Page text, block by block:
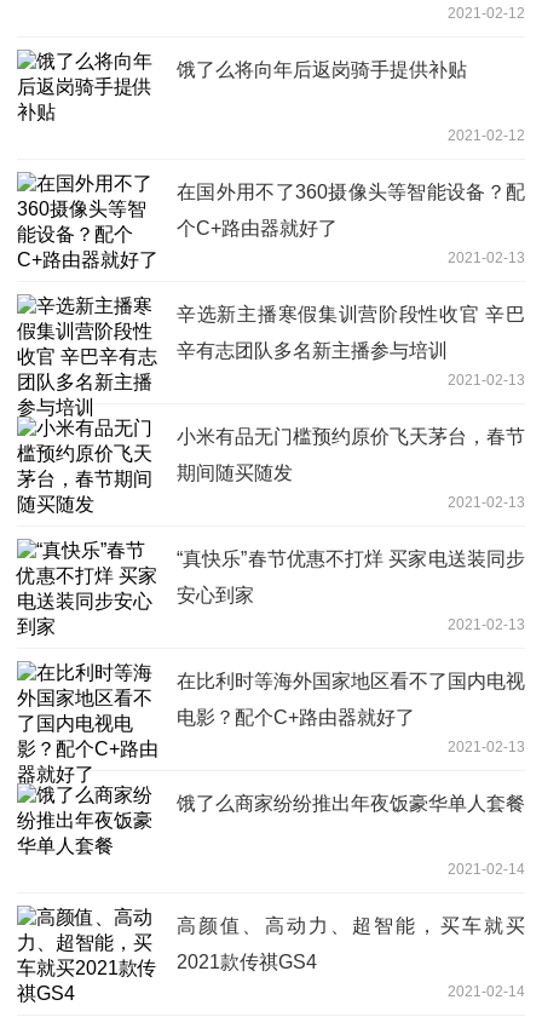
2021-02-12
饿了么将向年后返岗骑手提供补贴
2021-02-12
在国外用不了360摄像头等智能设备？配
个C+路由器就好了
2021-02-13
辛选新主播寒假集训营阶段性收官 辛巴
辛有志团队多名新主播参与培训
2021-02-13
小米有品无门槛预约原价飞天茅台，春节
期间随买随发
2021-02-13
“真快乐”春节优惠不打烊 买家电送装同步
安心到家
2021-02-13
在比利时等海外国家地区看不了国内电视
电影？配个C+路由器就好了
2021-02-13
饿了么商家纷纷推出年夜饭豪华单人套餐
2021-02-14
高颜值、高动力、超智能，买车就买
2021款传祺GS4
2021-02-14